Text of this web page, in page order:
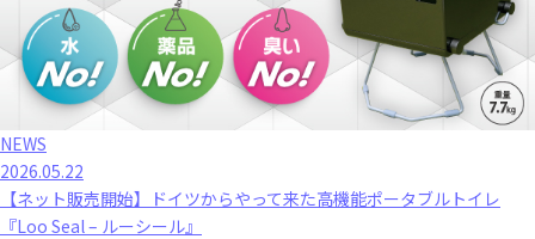
NEWS
2026.05.22
【ネット販売開始】ドイツからやって来た高機能ポータブルトイレ
『Loo Seal – ルーシール』